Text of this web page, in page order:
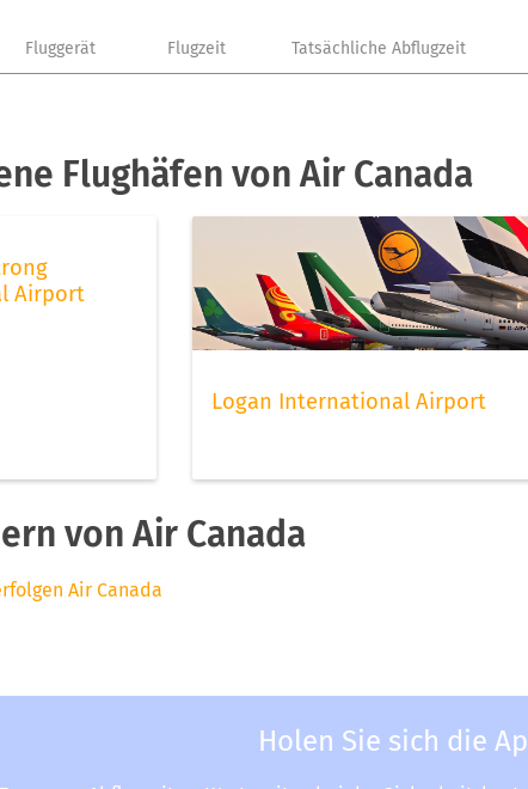
Fluggerät Flugzeit Tatsächliche Abflugzeit
Flughäfen von Air Canada
Airport
Logan International Airport
von Air Canada
Air Canada
Holen Sie sich die